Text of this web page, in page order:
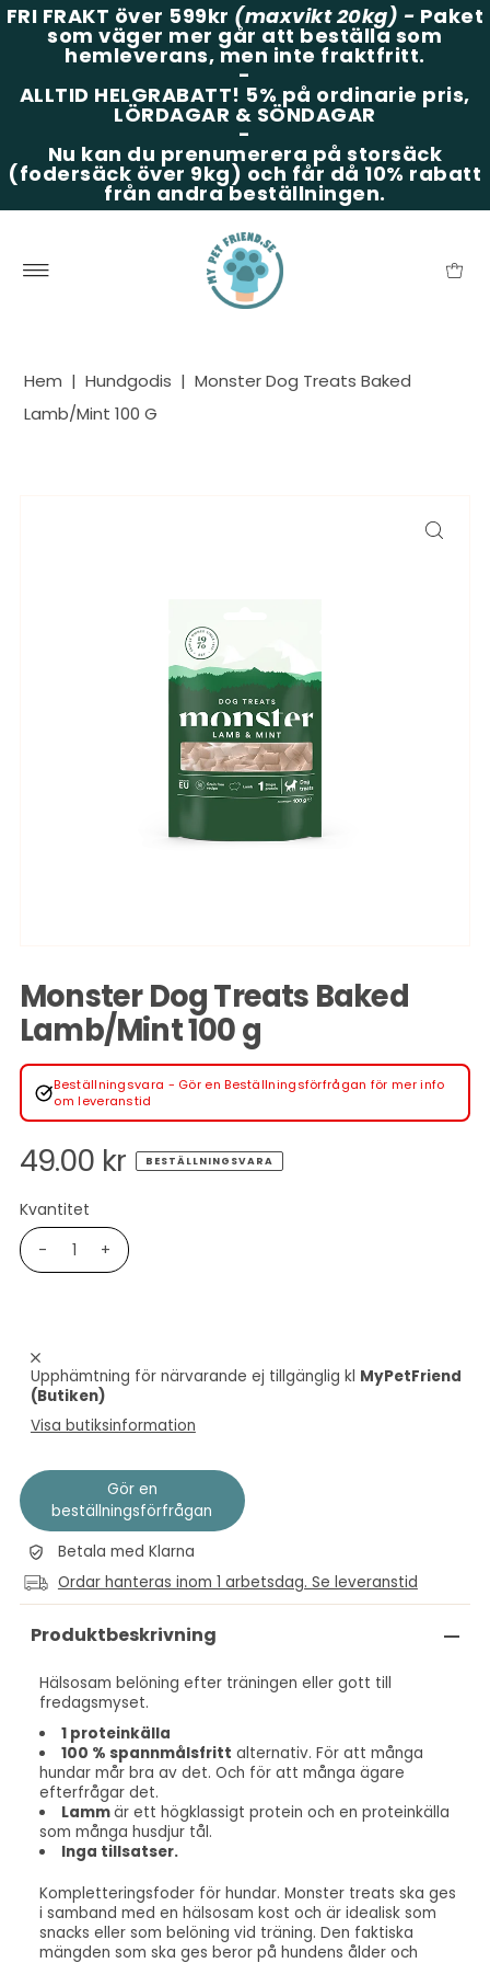
FRI FRAKT över 599kr (maxvikt 20kg) - Paket
som väger mer går att beställa som
hemleverans, men inte fraktfritt.
-
ALLTID HELGRABATT! 5% på ordinarie pris,
LÖRDAGAR & SÖNDAGAR
-
Nu kan du prenumerera på storsäck
(fodersäck över 9kg) och får då 10% rabatt
från andra beställningen.
Hem | Hundgodis | Monster Dog Treats Baked
Lamb/Mint 100 G
Monster Dog Treats Baked
Lamb/Mint 100 g
Beställningsvara - Gör en Beställningsförfrågan för mer info
om leveranstid
49.00 kr BESTÄLLNINGSVARA
Kvantitet
-
+
Upphämtning för närvarande ej tillgänglig kl MyPetFriend
(Butiken)
Visa butiksinformation
Gör en
beställningsförfrågan
Betala med Klarna
Ordar hanteras inom 1 arbetsdag. Se leveranstid
Produktbeskrivning
Hälsosam belöning efter träningen eller gott till
fredagsmyset.
1 proteinkälla
100 % spannmålsfritt alternativ. För att många
hundar mår bra av det. Och för att många ägare
efterfrågar det.
Lammär ett högklassigt protein och en proteinkälla
som många husdjur tål.
Inga tillsatser.
Kompletteringsfoder för hundar. Monster treats ska ges
i samband med en hälsosam kost och är idealisk som
snacks eller som belöning vid träning. Den faktiska
mängden som ska ges beror på hundens ålder och